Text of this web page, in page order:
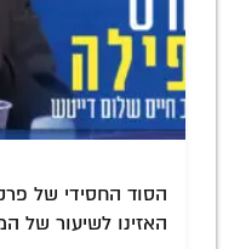
הסוד החסידי של
האזינו לשיעור של